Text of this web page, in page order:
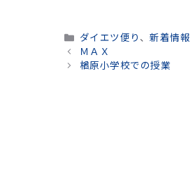
カ
テ
ゴ
ダイエツ便り 、新着情報
ＭＡＸ
楢原小学校での授業